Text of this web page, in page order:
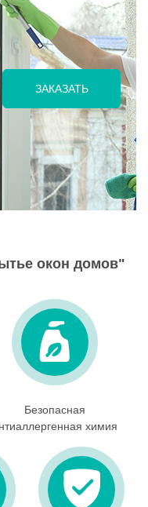
окон домов"
Безопасная
химия